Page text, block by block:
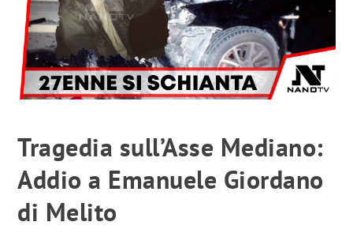
Tragedia sull’Asse Mediano:
Addio a Emanuele Giordano
di Melito